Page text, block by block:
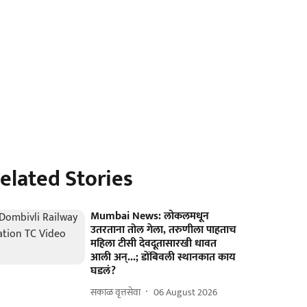
Stories
Mumbai News: लोकलमधून
उतरताना तोल गेला, तरुणीला पाहताच
महिला टीसी देवदूतासारखी धावत
आली अन्...; डोंबिवली स्थानकात काय
घडलं?
सकाळ वृत्तसेवा 06 August 2026